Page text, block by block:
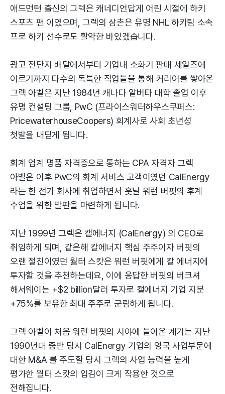
애드먼턴 출신의 그렉은 캐네디언답게 어린 시절에 하키
스포츠 팬 이였으며, 그렉의 삼촌은 유명 NHL 하키팀 소속
프로 하키 선수로도 활약한 바있겠습니다.
광고 전단지 배달에서부터 기업내 소화기 판매 세일즈에
이르기까지 다수의 독특한 직업들을 통해 커리어를 쌓아온
그렉 아벨은 지난 1984년 캐나다 알버타 대학 졸업 이후
유명 컨설팅 그룹, PwC (프라이스워터하우스쿠퍼스:
PricewaterhouseCoopers) 회계사로 사회 초년성
첫발을 내딛게 됩니다.
회계 업계 명품 자격증으로 통하는 CPA 자격자 그렉
아벨은 이후 PwC의 회계 서비스 고객이였던 CalEnergy
라는 한 전기 회사에 취업하면서 훗날 워런 버핏의 후계
수업을 위한 발판을 마련하게 됩니다.
지난 1999년 그렉은 캘에너지 (CalEnergy) 의 CEO로
취임하게 되며, 같은해 칼에너지 핵심 주주이자 버핏의
오랜 절친이였던 월터 스캇은 워런 버핏에게 칼 에너지에
투자할 것을 추천하는데요, 이에 응답한 버핏의 버크셔
해서웨이는 +$2 billion달러 투자로 캘에너지 기업 지분
+75%를 보유한 최대 주주로 군림하게 됩니다.
그렉 아벨이 처음 워런 버핏의 시야에 들어온 계기는 지난
1990년대 중반 당시 CalEnergy 기업의 영국 사업부문에
대한 M&A 를 주도할 당시 그렉의 사업 능력을 높게
평가한 월터 스캇의 입김이 크게 작용한 것으로
전해집니다.